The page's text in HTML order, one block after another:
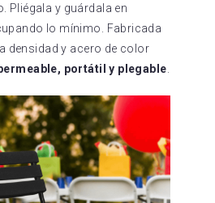
Pliégala y guárdala en
lo mínimo. Fabricada
densidad y acero de color
portátil y plegable